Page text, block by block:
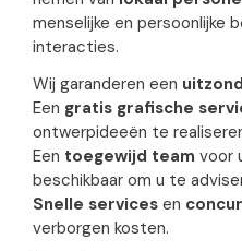
menselijke en persoonlijke
interacties.
Wij garanderen een
Een gratis grafische
ontwerpideeën te
Een toegewijd team voor
beschikbaar om u te
Snelle services en
verborgen kosten.